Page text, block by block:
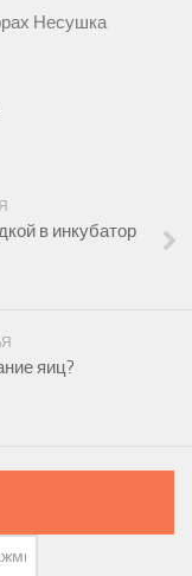
Несушка
в инкубатор
яиц?